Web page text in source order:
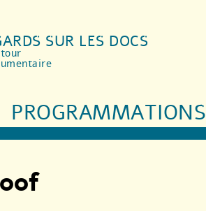
SUR LES DOCS
PROGRAMMATIONS